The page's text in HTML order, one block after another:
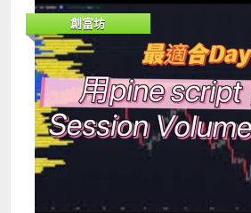
View 連接富途autotrade示範 3.
trading view自制Footprint chart方法
script寫的交易策略轉為python版本
python寫運用排盤市場深度數據的交
指盤路分析原理講解 報名whatspp
paul.mark881@gmail.com
創富坊